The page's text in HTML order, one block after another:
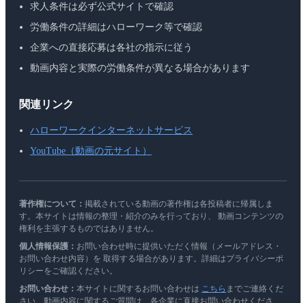
求人条件は必ず公式サイトで確認
労働条件の詳細はハローワーク等で確認
企業への直接応募は各社の指示に従う
動画内容と実際の労働条件が異なる場合があります
関連リンク
ハローワークインターネットサービス
YouTube（動画の元サイト）
著作権について： 掲載されている動画の著作権は各投稿者に帰属しま
す。本サイトは情報の整理・紹介のみを行っており、 動画コンテンツの
権利を主張するものではありません。
個人情報保護： お問い合わせ時に提供いただく情報（メールアドレス・
お問い合わせ内容）を 取得する場合があります。詳細はプライバシーポ
リシーをご確認ください。
お問い合わせ： 本サイトに関するお問い合わせは こちら までご連絡くだ